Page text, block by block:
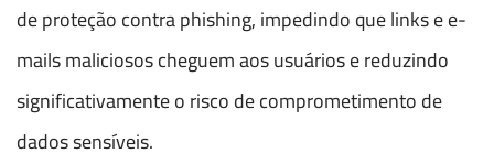
de proteção contra phishing, impedindo que links e e-
mails maliciosos cheguem aos usuários e reduzindo
significativamente o risco de comprometimento de
dados sensíveis.